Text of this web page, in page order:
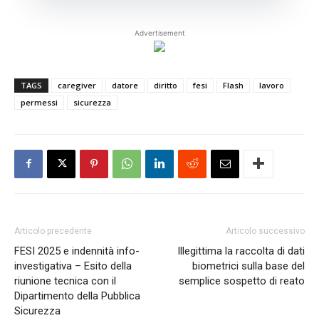
Advertisement
TAGS caregiver datore diritto fesi Flash
lavoro
permessi
sicurezza
Articolo precedente
FESI 2025 e indennità info-
investigativa – Esito della
riunione tecnica con il
Dipartimento della Pubblica
Sicurezza
Articolo successivo
Illegittima la raccolta di dati
biometrici sulla base del
semplice sospetto di reato